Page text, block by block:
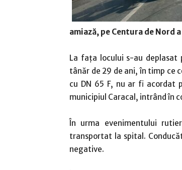
amiază, pe Centura de Nord
La fața locului s-au deplasat
tânăr de 29 de ani, în timp ce
cu DN 65 F, nu ar fi acordat
municipiul Caracal, intrând în
În urma evenimentului
transportat la spital.
negative.